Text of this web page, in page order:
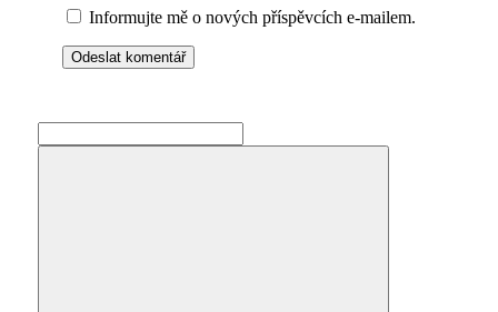
Informujte mě o nových příspěvcích e-mailem.
for: